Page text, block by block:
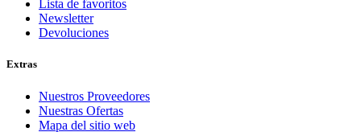
Lista de favoritos
Newsletter
Devoluciones
Extras
Nuestros Proveedores
Nuestras Ofertas
Mapa del sitio web